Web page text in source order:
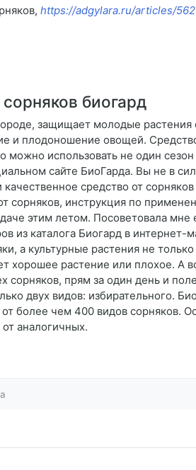
https://adgylara.ru/articles/
биогард
защищает молодые
и плодоношение овощей.
можно использовать не один
сайте БиоГарда. Вы не в
средство от
сорняков, инструкция по
этим летом. Посоветовала
из каталога Биогард в
а культурные растения не
хорошее растение или плохое. А
сорняков, прям за один день и
двух видов: избирательного.
от более чем 400 видов сорняков.
аналогичных.